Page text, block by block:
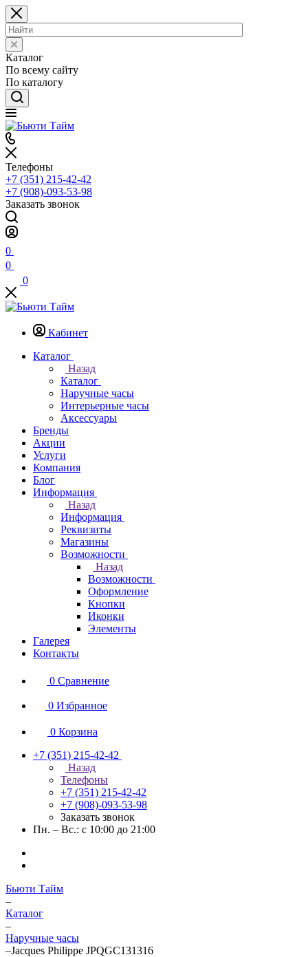
Каталог
По всему сайту
По каталогу
Телефоны
+7 (351) 215-42-42
+7 (908)-093-53-98
Заказать звонок
0
0
0
Кабинет
Каталог
Назад
Каталог
Наручные часы
Интерьерные часы
Аксессуары
Бренды
Акции
Услуги
Компания
Блог
Информация
Назад
Информация
Реквизиты
Магазины
Возможности
Назад
Возможности
Оформление
Кнопки
Иконки
Элементы
Галерея
Контакты
0 Сравнение
0 Избранное
0 Корзина
+7 (351) 215-42-42
Назад
Телефоны
+7 (351) 215-42-42
+7 (908)-093-53-98
Заказать звонок
Пн. – Вс.: с 10:00 до 21:00
Бьюти Тайм
–
Каталог
–
Наручные часы
–Jacques Philippe JPQGC131316